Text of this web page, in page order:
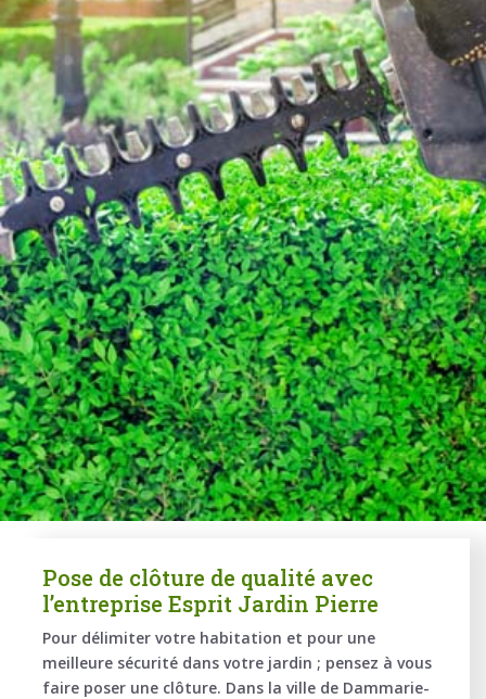
Pose de clôture de qualité avec
l’entreprise Esprit Jardin Pierre
Pour délimiter votre habitation et pour une
meilleure sécurité dans votre jardin ; pensez à vous
faire poser une clôture. Dans la ville de Dammarie-